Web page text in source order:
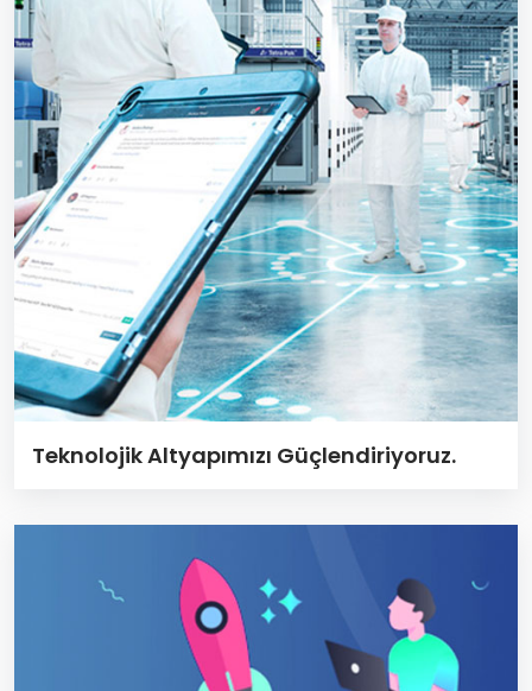
Teknolojik Altyapımızı Güçlendiriyoruz.